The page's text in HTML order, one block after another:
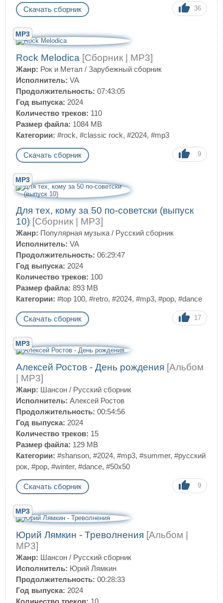
Скачать сборник 36
MP3
Rock Melodica [Сборник | MP3]
Жанр: Рок и Метал / Зарубежный сборник
Исполнитель: VA
Продолжительность: 07:43:05
Год выпуска: 2024
Количество треков: 110
Размер файла: 1084 MB
Категории: #rock, #classic rock, #2024, #mp3
Скачать сборник 9
MP3
Для тех, кому за 50 по-советски (выпуск
10) [Сборник | MP3]
Жанр: Популярная музыка / Русский сборник
Исполнитель: VA
Продолжительность: 06:29:47
Год выпуска: 2024
Количество треков: 100
Размер файла: 893 MB
Категории: #top 100, #retro, #2024, #mp3, #pop, #dance
Скачать сборник 17
MP3
Алексей Ростов - День рождения [Альбом
| MP3]
Жанр: Шансон / Русский сборник
Исполнитель: Алексей Ростов
Продолжительность: 00:54:56
Год выпуска: 2024
Количество треков: 15
Размер файла: 129 MB
Категории: #shanson, #2024, #mp3, #summer, #русский
рок, #pop, #winter, #dance, #50x50
Скачать сборник 9
MP3
Юрий Лямкин - Треволнения [Альбом |
MP3]
Жанр: Шансон / Русский сборник
Исполнитель: Юрий Лямкин
Продолжительность: 00:28:33
Год выпуска: 2024
Количество треков: 10